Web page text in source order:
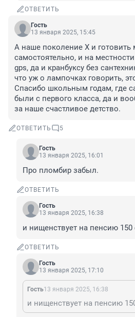
ОТВЕТИТЬ
Гость
13 января 2025, 15:45
А наше поколение X и готовить
самостоятельно, и на
gps, да и кранбуксу без
что уж о лампочках говорить,
Спасибо школьным годам, где
были с первого класса, да и
за наше счастливое детство.
ОТВЕТИТЬ 5
Гость
13 января 2025, 16:01
Про пломбир забыл.
ОТВЕТИТЬ
Гость
13 января 2025, 16:38
и нищенствует на пенсию 150
ОТВЕТИТЬ
Гость
13 января 2025, 17:10
Гость13 января 2025, 16:38
и нищенствует на пенсию